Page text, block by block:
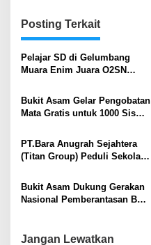
Posting Terkait
Pelajar SD di Gelumbang
Muara Enim Juara O2SN
Bukit Asam Gelar Pengobatan
Mata Gratis untuk 1000 Siswa
PT.Bara Anugrah Sejahtera
(Titan Group) Peduli Sekolah
Bukit Asam Dukung Gerakan
Nasional Pemberantasan Buta
Jangan Lewatkan